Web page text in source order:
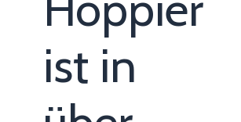
ist in